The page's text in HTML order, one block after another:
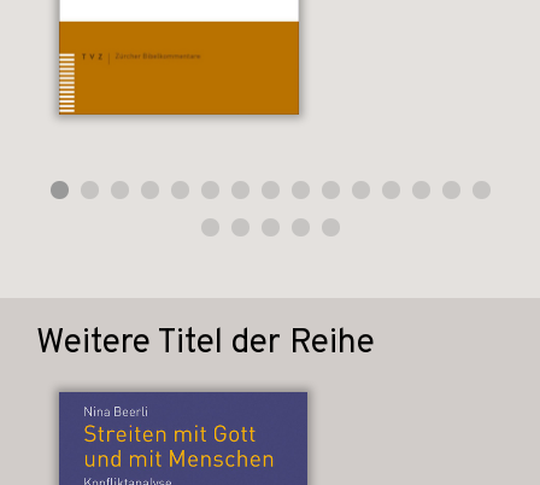
Weitere Titel der Reihe